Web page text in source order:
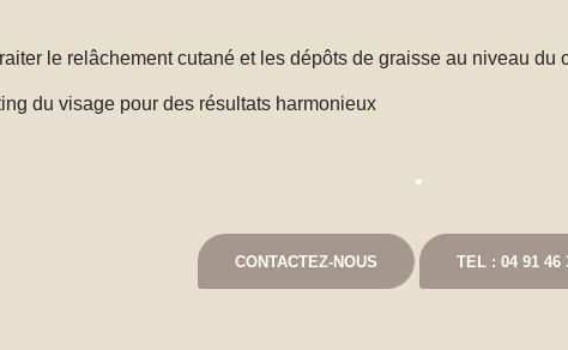
le relâchement cutané et les dépôts de graisse au niveau du
du visage pour des résultats harmonieux
CONTACTEZ-NOUS TEL : 04 91 46